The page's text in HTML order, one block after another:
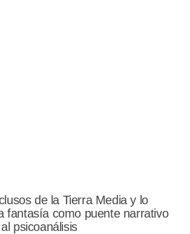
de la Tierra Media y lo
fantasía como puente narrativo
psicoanálisis